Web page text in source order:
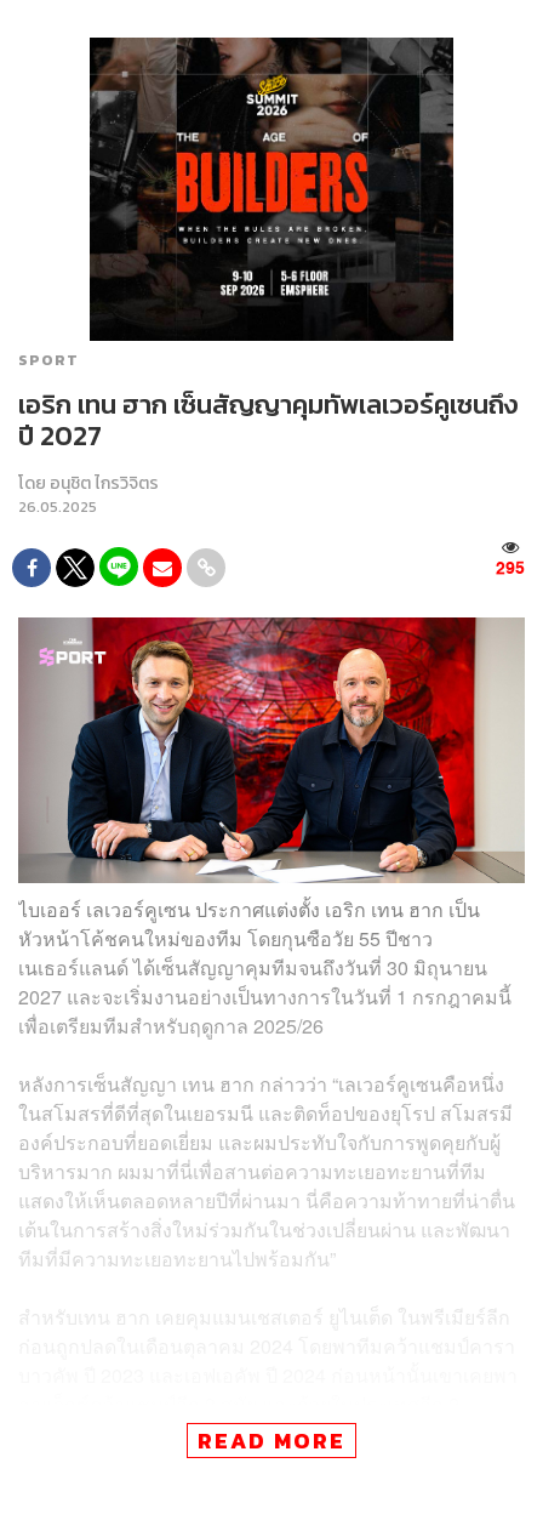
SPORT
เอริก เทน ฮาก เซ็นสัญญาคุมทัพเลเวอร์คูเซนถึง
ปี 2027
โดย อนุชิต ไกรวิจิตร
26.05.2025
295
ไบเออร์ เลเวอร์คูเซน ประกาศแต่งตั้ง เอริก เทน ฮาก เป็น
หัวหน้าโค้ชคนใหม่ของทีม โดยกุนซือวัย 55 ปีชาว
เนเธอร์แลนด์ ได้เซ็นสัญญาคุมทีมจนถึงวันที่ 30 มิถุนายน
2027 และจะเริ่มงานอย่างเป็นทางการในวันที่ 1 กรกฎาคมนี้
เพื่อเตรียมทีมสำหรับฤดูกาล 2025/26
หลังการเซ็นสัญญา เทน ฮาก กล่าวว่า “เลเวอร์คูเซนคือหนึ่ง
ในสโมสรที่ดีที่สุดในเยอรมนี และติดท็อปของยุโรป สโมสรมี
องค์ประกอบที่ยอดเยี่ยม และผมประทับใจกับการพูดคุยกับผู้
บริหารมาก ผมมาที่นี่เพื่อสานต่อความทะเยอทะยานที่ทีม
แสดงให้เห็นตลอดหลายปีที่ผ่านมา นี่คือความท้าทายที่น่าตื่น
เต้นในการสร้างสิ่งใหม่ร่วมกันในช่วงเปลี่ยนผ่าน และพัฒนา
ทีมที่มีความทะเยอทะยานไปพร้อมกัน”
สำหรับเทน ฮาก เคยคุมแมนเชสเตอร์ ยูไนเต็ด ในพรีเมียร์ลีก
รายการระหว่างปี 2018-2022READ MORE